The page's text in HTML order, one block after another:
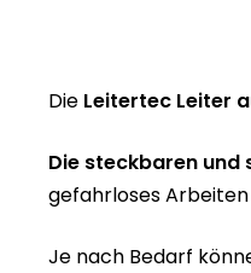
Die Leitertec Leiter
Die steckbaren
gefahrloses
Je nach Bedarf